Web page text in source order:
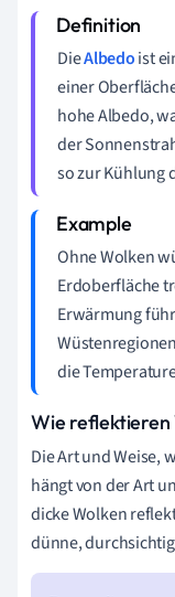
DieAlbedoist
einer
hohe Albedo,
der
so zur Kühlung
Ohne Wolken
Erdoberfläche
Erwärmung
die
Wie reflektieren
Die Art und Weise,
hängt von der Art
dicke Wolken
dünne,